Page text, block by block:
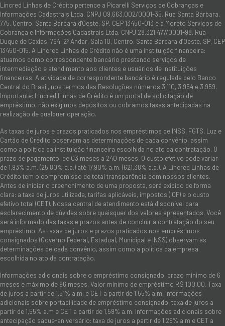
Lincred Linhas de Crédito pertence a Picarelli Serviços de Cobranças e
Informações Cadastrais Ltda. CNPJ 09.663.002/0001-35. Rua Santa Bárbara,
775, Centro, Santa Bárbara d'Oeste, SP, CEP 13450-013 e a Moreto Serviços de
Cobrança e Informações Cadastrais Ltda. CNPJ 28.321.477/0001-98. Rua
Duque de Caxias, 764, 2º Andar, Sala 10, Centro, Santa Bárbara d’Oeste, SP, CEP
13450-015. A Lincred Linhas de Crédito não é uma instituição financeira:
atuamos como correspondente bancário prestando serviços de
intermediação e atendimento aos clientes e usuários de instituições
financeiras. A atividade de correspondente bancário é regulada pelo Banco
Central do Brasil, nos termos das Resoluções números 3.110, 3.954 e 3.959.
Importante: Lincred Linhas de Crédito é um portal de solicitação de
empréstimo, não exigimos depósitos ou cobramos taxas antecipadas na
realização de qualquer operação.
As taxas de juros e prazos praticados nos empréstimos de INSS, FGTS, Luz e
Cartão de Crédito observam as determinações de cada convênio, assim
como a política da instituição financeira escolhida no ato da contratação. O
prazo de pagamento: de 03 meses a 240 meses. O custo efetivo pode variar
de 1,93% a.m. (25,80% a.a.) até 17,90% a.m. (621,38% a.a.). A Lincred Linhas de
Crédito tem o compromisso de total transparência com nossos clientes.
Antes de iniciar o preenchimento de uma proposta, será exibido de forma
clara: a taxa de juros utilizada, tarifas aplicáveis, impostos (IOF) e o custo
efetivo total (CET). Nossa central de atendimento está disponível para
esclarecimento de dúvidas sobre quaisquer dos valores apresentados. Você
será informado das taxas e prazos antes de concluir a contratação do seu
empréstimo. As taxas de juros e prazos praticados nos empréstimos
consignados (Governo Federal, Estadual, Municipal e INSS) observam as
determinações de cada convênio, assim como a política da empresa
escolhida no ato da contratação.
Informações adicionais sobre o empréstimo consignado: prazo mínimo de 6
meses e máximo de 96 meses. Valor mínimo de empréstimo R$ 100,00. Taxa
de juros a partir de 1,51% a.m. e CET a partir de 1,55% a.m. Informações
adicionais sobre portabilidade de empréstimo consignado: taxa de juros a
partir de 1,55% a.m e CET a partir de 1,59% a.m. Informações adicionais sobre
antecipação saque-aniversário: taxa de juros a partir de 1,29% a.m e CET a